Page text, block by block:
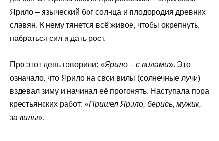
Ярило – языческий бог солнца и плодородия древних
славян. К нему тянется всё живое, чтобы окрепнуть,
набраться сил и дать рост.
Про этот день говорили: «Ярило – с вилами». Это
означало, что Ярило на свои вилы (солнечные лучи)
вздевал зиму и начинал её прогонять. Наступала пора
крестьянских работ: «Пришел Ярило, берись, мужик,
за вилы».